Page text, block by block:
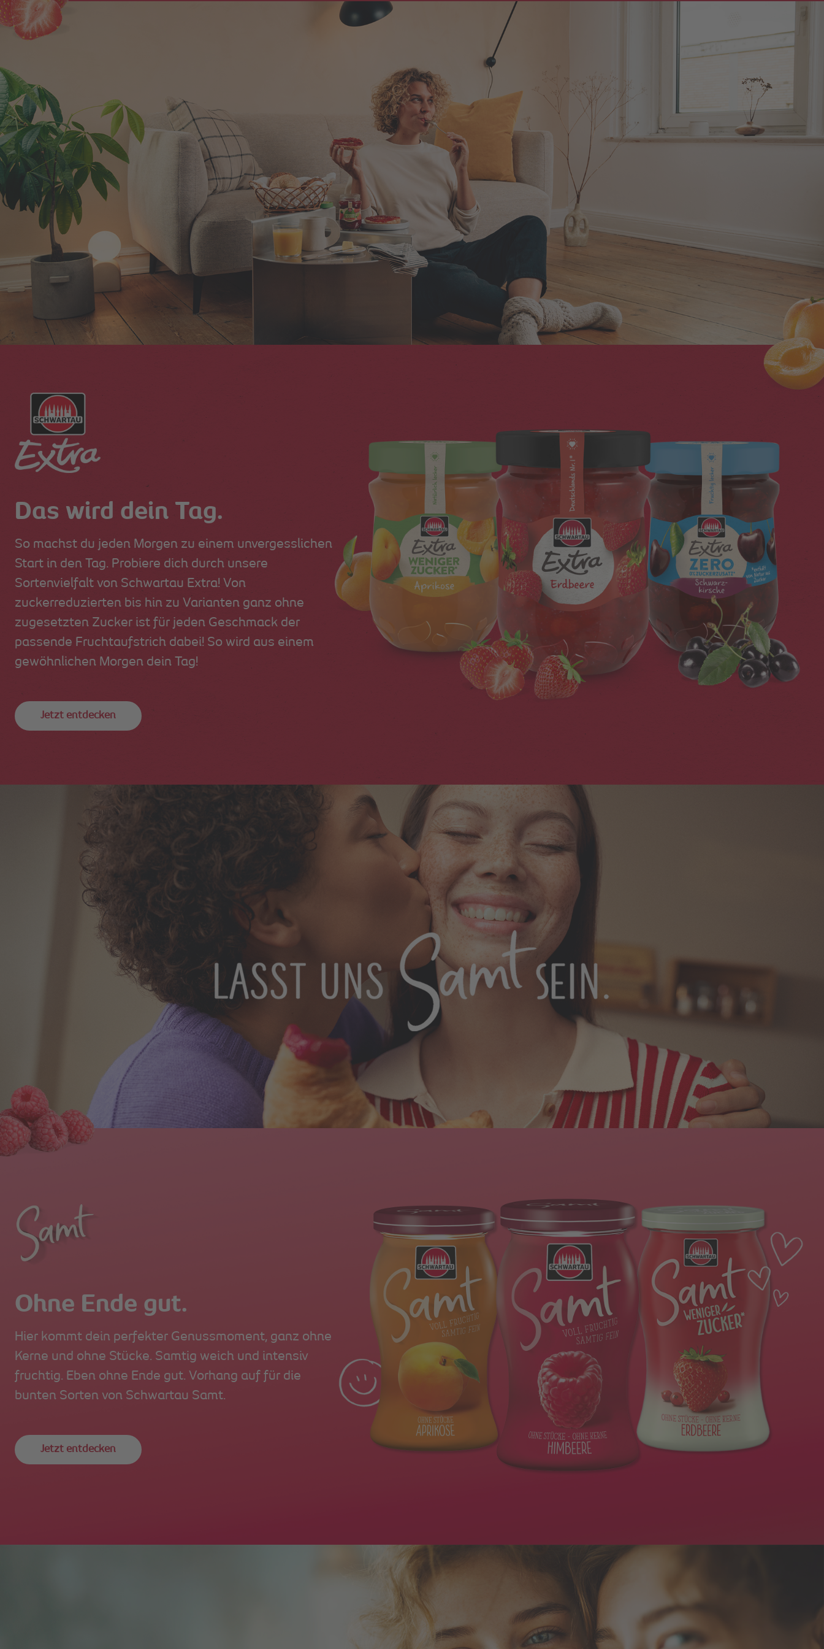
Das wird dein Tag.
So machst du jeden Morgen zu einem unvergesslichen
Start in den Tag. Probiere dich durch unsere
Sortenvielfalt von Schwartau Extra! Von
zuckerreduzierten bis hin zu Varianten ganz ohne
zugesetzten Zucker ist für jeden Geschmack der
passende Fruchtaufstrich dabei! So wird aus einem
gewöhnlichen Morgen dein Tag!
Jetzt entdecken
Ohne Ende gut.
Hier kommt dein perfekter Genussmoment, ganz ohne
Kerne und ohne Stücke. Samtig weich und intensiv
fruchtig. Eben ohne Ende gut. Vorhang auf für die
bunten Sorten von Schwartau Samt.
Jetzt entdecken